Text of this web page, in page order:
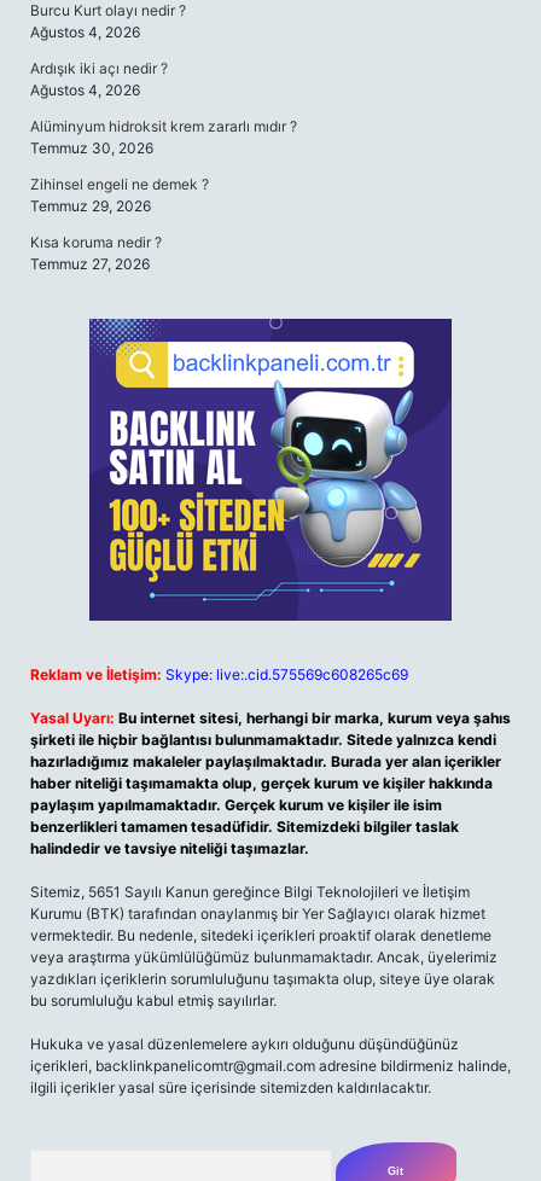
Burcu Kurt olayı nedir ?
Ağustos 4, 2026
Ardışık iki açı nedir ?
Ağustos 4, 2026
Alüminyum hidroksit krem zararlı mıdır ?
Temmuz 30, 2026
Zihinsel engeli ne demek ?
Temmuz 29, 2026
Kısa koruma nedir ?
Temmuz 27, 2026
Reklam ve İletişim: Skype: live:.cid.575569c608265c69
Yasal Uyarı: Bu internet sitesi, herhangi bir marka, kurum veya şahıs
şirketi ile hiçbir bağlantısı bulunmamaktadır. Sitede yalnızca kendi
hazırladığımız makaleler paylaşılmaktadır. Burada yer alan içerikler
haber niteliği taşımamakta olup, gerçek kurum ve kişiler hakkında
paylaşım yapılmamaktadır. Gerçek kurum ve kişiler ile isim
benzerlikleri tamamen tesadüfidir. Sitemizdeki bilgiler taslak
halindedir ve tavsiye niteliği taşımazlar.
Sitemiz, 5651 Sayılı Kanun gereğince Bilgi Teknolojileri ve İletişim
Kurumu (BTK) tarafından onaylanmış bir Yer Sağlayıcı olarak hizmet
vermektedir. Bu nedenle, sitedeki içerikleri proaktif olarak denetleme
veya araştırma yükümlülüğümüz bulunmamaktadır. Ancak, üyelerimiz
yazdıkları içeriklerin sorumluluğunu taşımakta olup, siteye üye olarak
bu sorumluluğu kabul etmiş sayılırlar.
Hukuka ve yasal düzenlemelere aykırı olduğunu düşündüğünüz
içerikleri, backlinkpanelicomtr@gmail.com adresine bildirmeniz halinde,
ilgili içerikler yasal süre içerisinde sitemizden kaldırılacaktır.